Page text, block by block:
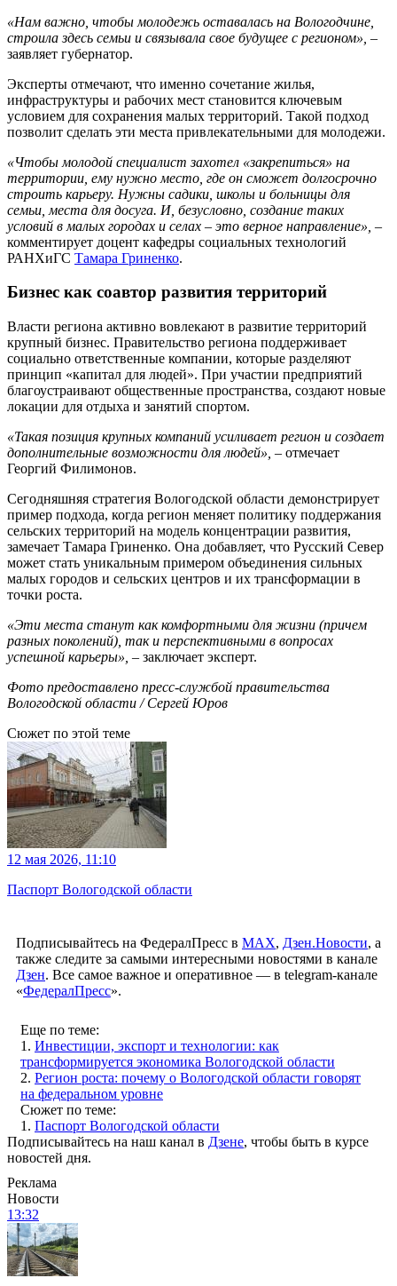
«Нам важно, чтобы молодежь оставалась на Вологодчине,
строила здесь семьи и связывала свое будущее с регионом», –
заявляет губернатор.
Эксперты отмечают, что именно сочетание жилья,
инфраструктуры и рабочих мест становится ключевым
условием для сохранения малых территорий. Такой подход
позволит сделать эти места привлекательными для молодежи.
«Чтобы молодой специалист захотел «закрепиться» на
территории, ему нужно место, где он сможет долгосрочно
строить карьеру. Нужны садики, школы и больницы для
семьи, места для досуга. И, безусловно, создание таких
условий в малых городах и селах – это верное направление», –
комментирует доцент кафедры социальных технологий
РАНХиГС Тамара Гриненко.
Бизнес как соавтор развития территорий
Власти региона активно вовлекают в развитие территорий
крупный бизнес. Правительство региона поддерживает
социально ответственные компании, которые разделяют
принцип «капитал для людей». При участии предприятий
благоустраивают общественные пространства, создают новые
локации для отдыха и занятий спортом.
«Такая позиция крупных компаний усиливает регион и создает
дополнительные возможности для людей», – отмечает
Георгий Филимонов.
Сегодняшняя стратегия Вологодской области демонстрирует
пример подхода, когда регион меняет политику поддержания
сельских территорий на модель концентрации развития,
замечает Тамара Гриненко. Она добавляет, что Русский Север
может стать уникальным примером объединения сильных
малых городов и сельских центров и их трансформации в
точки роста.
«Эти места станут как комфортными для жизни (причем
разных поколений), так и перспективными в вопросах
успешной карьеры», – заключает эксперт.
Фото предоставлено пресс-службой правительства
Вологодской области / Сергей Юров
Сюжет по этой теме
12 мая 2026, 11:10
Паспорт Вологодской области
Подписывайтесь на ФедералПресс в МАХ, Дзен.Новости, а
также следите за самыми интересными новостями в канале
Дзен. Все самое важное и оперативное — в telegram-канале
«ФедералПресс».
Еще по теме:
1. Инвестиции, экспорт и технологии: как
трансформируется экономика Вологодской области
2. Регион роста: почему о Вологодской области говорят
на федеральном уровне
Сюжет по теме:
1. Паспорт Вологодской области
Подписывайтесь на наш канал в Дзене, чтобы быть в курсе
новостей дня.
Реклама
Новости
13:32